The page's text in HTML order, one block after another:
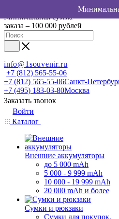
Минимальная сумма
заказа – 100 000 рублей
info@1souvenir.ru
+7 (812) 565-55-06
+7 (812) 565-55-06Санкт-
+7 (495) 183-03-80Москва
Заказать звонок
Войти
Каталог
Внешние аккумуляторы
до 5 000 mAh
5 000 - 9 999 mAh
10 000 - 19 999 mAh
20 000 mAh и более
Сумки и рюкзаки
Сумки для покупок,